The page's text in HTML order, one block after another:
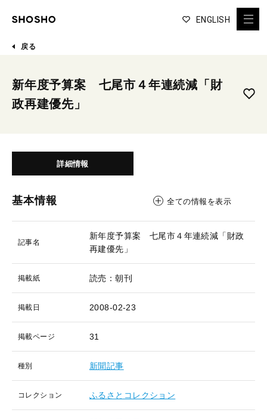
ENGLISH
戻る
新年度予算案 七尾市４年連続減「財
政再建優先」
詳細情報
基本情報 全ての情報を表示
記事名
新年度予算案 七尾市４年連続減「財政
再建優先」
掲載紙 読売：朝刊
掲載日 2008-02-23
掲載ページ 31
種別 新聞記事
コレクション ふるさとコレクション